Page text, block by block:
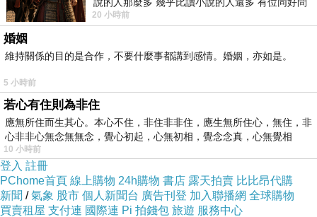
了一個問題 她說為什麼高中文學獎的
20 小時前
婚姻
維持關係的目的是合作，不要什麼事都講到感情。婚姻，亦如是。
5 小時前
若心有住則為非住
應無所住而生其心。本心不住，非住非非住，應生無所住心，無住，非
心非非心無念無無念，覺心初起，心無初相，覺念念真，心無覺相
10 小時前
登入 註冊
PChome首頁 線上購物 24h購物 書店 露天拍賣 比比昂代購
新聞 /氣象 股市 個人新聞台 廣告刊登 加入聯播網 全球購物
買賣租屋 支付連 國際連 Pi 拍錢包 旅遊 服務中心